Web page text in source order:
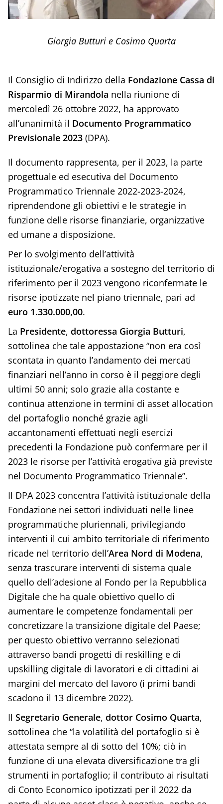
Giorgia Butturi e Cosimo Quarta
Il Consiglio di Indirizzo della Fondazione Cassa di
Risparmio di Mirandola nella riunione di
mercoledì 26 ottobre 2022, ha approvato
all’unanimità il Documento Programmatico
Previsionale 2023(DPA).
Il documento rappresenta, per il 2023, la parte
progettuale ed esecutiva del Documento
Programmatico Triennale 2022-2023-2024,
riprendendone gli obiettivi e le strategie in
funzione delle risorse finanziarie, organizzative
ed umane a disposizione.
Per lo svolgimento dell’attività
istituzionale/erogativa a sostegno del territorio di
riferimento per il 2023 vengono riconfermate le
risorse ipotizzate nel piano triennale, pari ad
euro 1.330.000,00.
La Presidente, dottoressa Giorgia Butturi,
sottolinea che tale appostazione “non era così
scontata in quanto l’andamento dei mercati
finanziari nell’anno in corso è il peggiore degli
ultimi 50 anni; solo grazie alla costante e
continua attenzione in termini di asset allocation
del portafoglio nonché grazie agli
accantonamenti effettuati negli esercizi
precedenti la Fondazione può confermare per il
2023 le risorse per l’attività erogativa già previste
nel Documento Programmatico Triennale”.
Il DPA 2023 concentra l’attività istituzionale della
Fondazione nei settori individuati nelle linee
programmatiche pluriennali, privilegiando
interventi il cui ambito territoriale di riferimento
ricade nel territorio dell’Area Nord di Modena,
senza trascurare interventi di sistema quale
quello dell’adesione al Fondo per la Repubblica
Digitale che ha quale obiettivo quello di
aumentare le competenze fondamentali per
concretizzare la transizione digitale del Paese;
per questo obiettivo verranno selezionati
attraverso bandi progetti di reskilling e di
upskilling digitale di lavoratori e di cittadini ai
margini del mercato del lavoro (i primi bandi
scadono il 13 dicembre 2022).
Il Segretario Generale, dottor Cosimo Quarta,
sottolinea che “la volatilità del portafoglio si è
attestata sempre al di sotto del 10%; ciò in
funzione di una elevata diversificazione tra gli
strumenti in portafoglio; il contributo ai risultati
di Conto Economico ipotizzati per il 2022 da